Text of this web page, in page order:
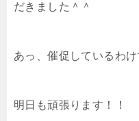
だきました＾＾
あっ、催促しているわけ
明日も頑張ります！！